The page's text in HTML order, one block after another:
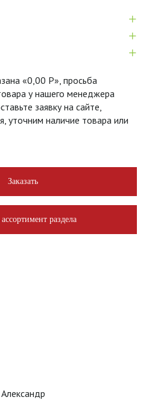
+
+
+
«0,00 Р», просьба
у нашего менеджера
заявку на сайте,
уточним наличие товара или
Заказать
раздела
Александр